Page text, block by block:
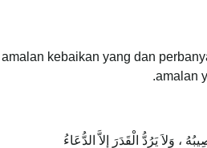
kebaikan yang dan
amalan
، وَلاَ يَرُدُّ الْقَدَرَ إِلاَّ الدُّعَاءُ